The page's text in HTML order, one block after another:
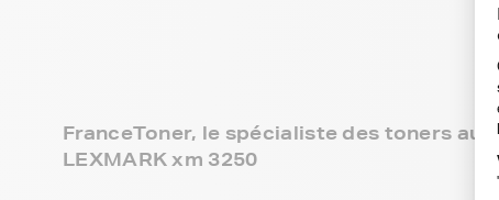
FranceToner, le spécialiste des toners au
LEXMARK xm 3250